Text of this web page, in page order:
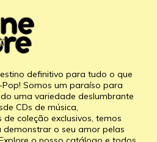
definitivo para tudo o que
Somos um paraíso para
uma variedade deslumbrante
CDs de música,
coleção exclusivos, temos
o seu amor pelas